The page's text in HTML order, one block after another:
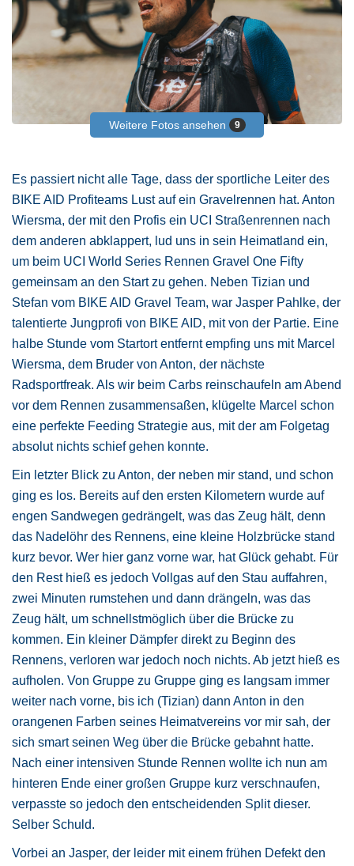
Weitere Fotos ansehen 9
Es passiert nicht alle Tage, dass der sportliche Leiter des
BIKE AID Profiteams Lust auf ein Gravelrennen hat. Anton
Wiersma, der mit den Profis ein UCI Straßenrennen nach
dem anderen abklappert, lud uns in sein Heimatland ein,
um beim UCI World Series Rennen Gravel One Fifty
gemeinsam an den Start zu gehen. Neben Tizian und
Stefan vom BIKE AID Gravel Team, war Jasper Pahlke, der
talentierte Jungprofi von BIKE AID, mit von der Partie. Eine
halbe Stunde vom Startort entfernt empfing uns mit Marcel
Wiersma, dem Bruder von Anton, der nächste
Radsportfreak. Als wir beim Carbs reinschaufeln am Abend
vor dem Rennen zusammensaßen, klügelte Marcel schon
eine perfekte Feeding Strategie aus, mit der am Folgetag
absolut nichts schief gehen konnte.
Ein letzter Blick zu Anton, der neben mir stand, und schon
ging es los. Bereits auf den ersten Kilometern wurde auf
engen Sandwegen gedrängelt, was das Zeug hält, denn
das Nadelöhr des Rennens, eine kleine Holzbrücke stand
kurz bevor. Wer hier ganz vorne war, hat Glück gehabt. Für
den Rest hieß es jedoch Vollgas auf den Stau auffahren,
zwei Minuten rumstehen und dann drängeln, was das
Zeug hält, um schnellstmöglich über die Brücke zu
kommen. Ein kleiner Dämpfer direkt zu Beginn des
Rennens, verloren war jedoch noch nichts. Ab jetzt hieß es
aufholen. Von Gruppe zu Gruppe ging es langsam immer
weiter nach vorne, bis ich (Tizian) dann Anton in den
orangenen Farben seines Heimatvereins vor mir sah, der
sich smart seinen Weg über die Brücke gebahnt hatte.
Nach einer intensiven Stunde Rennen wollte ich nun am
hinteren Ende einer großen Gruppe kurz verschnaufen,
verpasste so jedoch den entscheidenden Split dieser.
Selber Schuld.
Vorbei an Jasper, der leider mit einem frühen Defekt den